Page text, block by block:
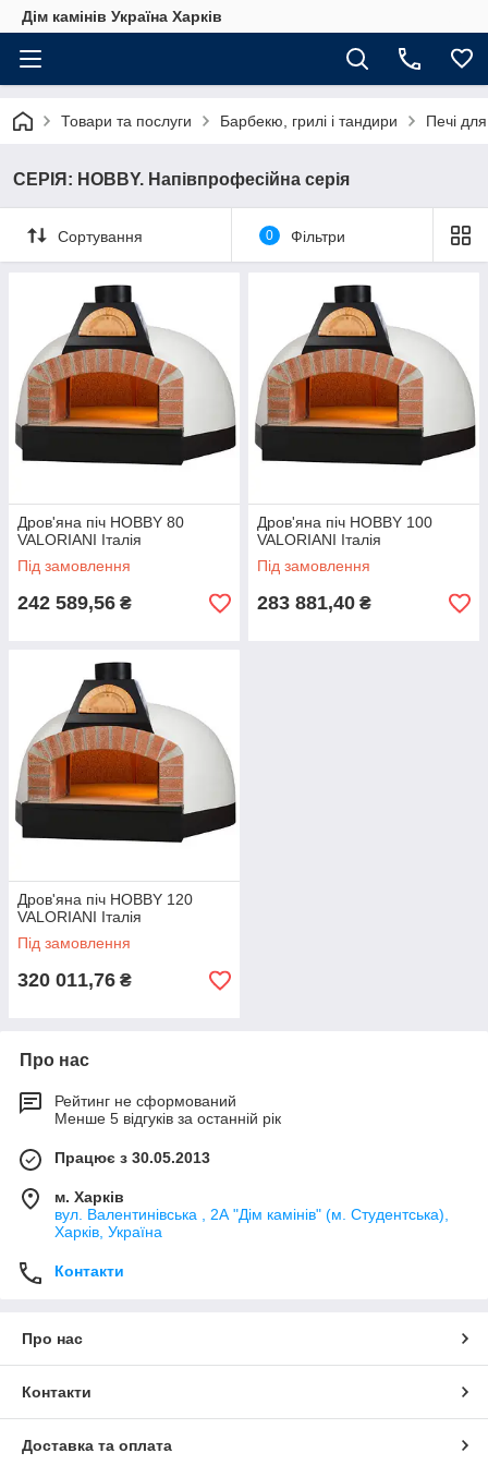
Дім камінів Україна Харків
Товари та послуги Барбекю, грилі і тандири Печі
СЕРІЯ: HOBBY. Напівпрофесійна серія
Сортування 0 Фільтри
Дров'яна піч HOBBY 80
VALORIANI Італія
Під замовлення
242 589,56 ₴
Дров'яна піч HOBBY 100
VALORIANI Італія
Під замовлення
283 881,40 ₴
Дров'яна піч HOBBY 120
VALORIANI Італія
Під замовлення
320 011,76 ₴
Про нас
Рейтинг не сформований
Менше 5 відгуків за останній рік
Працює з 30.05.2013
м. Харків
вул. Валентинівська , 2А "Дім камінів" (м. Студентська),
Харків, Україна
Контакти
Про нас
Контакти
Доставка та оплата